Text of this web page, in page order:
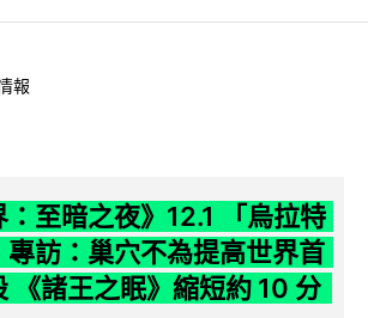
報
：至暗之夜》12.1 「烏拉特
專訪：巢穴不為提高世界首
《諸王之眠》縮短約 10 分